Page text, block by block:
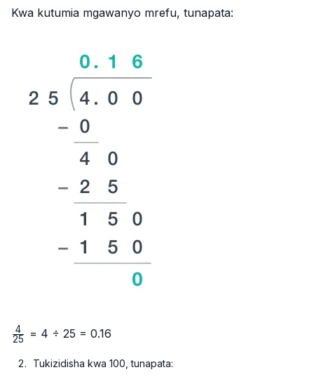
Kwa kutumia mgawanyo mrefu, tunapata:
\frac{4}
25
4 = 4 ÷ 25 = 0.16
Tukizidisha kwa 100, tunapata: